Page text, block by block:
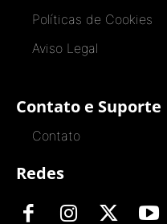
Políticas de Cookies
Aviso Legal
Contato e Suporte
Contato
Redes